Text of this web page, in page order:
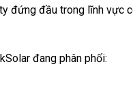
đứng đầu trong lĩnh vực
đang phân phối: